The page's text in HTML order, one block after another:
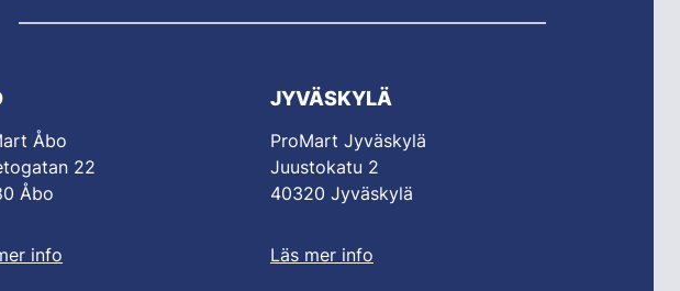
Åbo
22
Åbo
info
JYVÄSKYLÄ
ProMart Jyväskylä
Juustokatu 2
40320 Jyväskylä
Läs mer info